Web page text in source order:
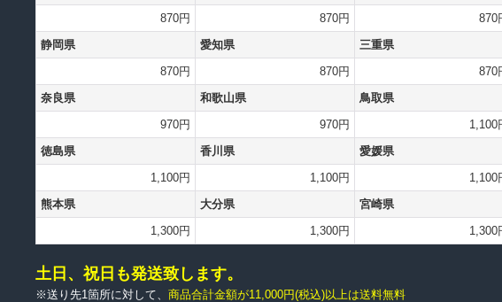
870円
870円 870
静岡県
愛知県 三重県
870円
870円 870
奈良県
和歌山県 鳥取県
970円
970円 1,100
徳島県
香川県 愛媛県
1,100円
1,100円 1,100
熊本県
大分県 宮崎県
1,300円
1,300円 1,300
土日、祝日も発送致します。
※送り先1箇所に対して、 商品合計金額が11,000円(税込)以上は送料無料